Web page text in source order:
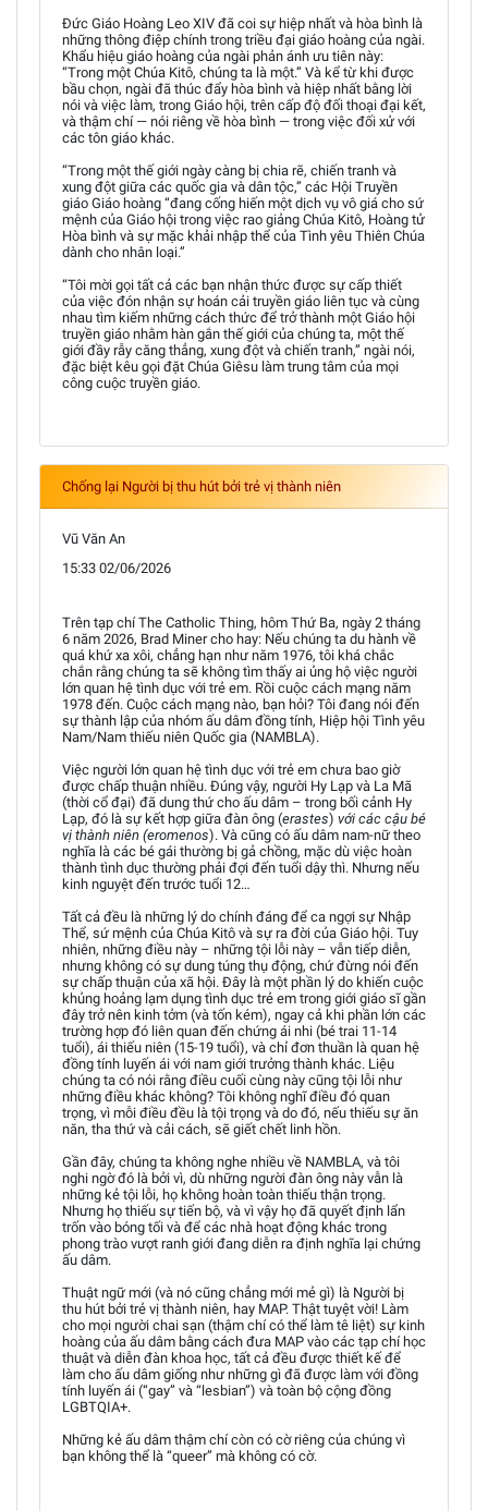
Đức Giáo Hoàng Leo XIV đã coi sự hiệp nhất và hòa bình là
những thông điệp chính trong triều đại giáo hoàng của ngài.
Khẩu hiệu giáo hoàng của ngài phản ánh ưu tiên này:
“Trong một Chúa Kitô, chúng ta là một.” Và kể từ khi được
bầu chọn, ngài đã thúc đẩy hòa bình và hiệp nhất bằng lời
nói và việc làm, trong Giáo hội, trên cấp độ đối thoại đại kết,
và thậm chí — nói riêng về hòa bình — trong việc đối xử với
các tôn giáo khác.
“Trong một thế giới ngày càng bị chia rẽ, chiến tranh và
xung đột giữa các quốc gia và dân tộc,” các Hội Truyền
giáo Giáo hoàng “đang cống hiến một dịch vụ vô giá cho sứ
mệnh của Giáo hội trong việc rao giảng Chúa Kitô, Hoàng tử
Hòa bình và sự mặc khải nhập thể của Tình yêu Thiên Chúa
dành cho nhân loại.”
“Tôi mời gọi tất cả các bạn nhận thức được sự cấp thiết
của việc đón nhận sự hoán cải truyền giáo liên tục và cùng
nhau tìm kiếm những cách thức để trở thành một Giáo hội
truyền giáo nhằm hàn gắn thế giới của chúng ta, một thế
giới đầy rẫy căng thẳng, xung đột và chiến tranh,” ngài nói,
đặc biệt kêu gọi đặt Chúa Giêsu làm trung tâm của mọi
công cuộc truyền giáo.
Chống lại Người bị thu hút bởi trẻ vị thành niên
Vũ Văn An
15:33 02/06/2026
Trên tạp chí The Catholic Thing, hôm Thứ Ba, ngày 2 tháng
6 năm 2026, Brad Miner cho hay: Nếu chúng ta du hành về
quá khứ xa xôi, chẳng hạn như năm 1976, tôi khá chắc
chắn rằng chúng ta sẽ không tìm thấy ai ủng hộ việc người
lớn quan hệ tình dục với trẻ em. Rồi cuộc cách mạng năm
1978 đến. Cuộc cách mạng nào, bạn hỏi? Tôi đang nói đến
sự thành lập của nhóm ấu dâm đồng tính, Hiệp hội Tình yêu
Nam/Nam thiếu niên Quốc gia (NAMBLA).
Việc người lớn quan hệ tình dục với trẻ em chưa bao giờ
được chấp thuận nhiều. Đúng vậy, người Hy Lạp và La Mã
(thời cổ đại) đã dung thứ cho ấu dâm – trong bối cảnh Hy
Lạp, đó là sự kết hợp giữa đàn ông (erastes) với các cậu bé
vị thành niên (eromenos). Và cũng có ấu dâm nam-nữ theo
nghĩa là các bé gái thường bị gả chồng, mặc dù việc hoàn
thành tình dục thường phải đợi đến tuổi dậy thì. Nhưng nếu
kinh nguyệt đến trước tuổi 12…
Tất cả đều là những lý do chính đáng để ca ngợi sự Nhập
Thể, sứ mệnh của Chúa Kitô và sự ra đời của Giáo hội. Tuy
nhiên, những điều này – những tội lỗi này – vẫn tiếp diễn,
nhưng không có sự dung túng thụ động, chứ đừng nói đến
sự chấp thuận của xã hội. Đây là một phần lý do khiến cuộc
khủng hoảng lạm dụng tình dục trẻ em trong giới giáo sĩ gần
đây trở nên kinh tởm (và tốn kém), ngay cả khi phần lớn các
trường hợp đó liên quan đến chứng ái nhi (bé trai 11-14
tuổi), ái thiếu niên (15-19 tuổi), và chỉ đơn thuần là quan hệ
đồng tính luyến ái với nam giới trưởng thành khác. Liệu
chúng ta có nói rằng điều cuối cùng này cũng tội lỗi như
những điều khác không? Tôi không nghĩ điều đó quan
trọng, vì mỗi điều đều là tội trọng và do đó, nếu thiếu sự ăn
năn, tha thứ và cải cách, sẽ giết chết linh hồn.
Gần đây, chúng ta không nghe nhiều về NAMBLA, và tôi
nghi ngờ đó là bởi vì, dù những người đàn ông này vẫn là
những kẻ tội lỗi, họ không hoàn toàn thiếu thận trọng.
Nhưng họ thiếu sự tiến bộ, và vì vậy họ đã quyết định lẩn
trốn vào bóng tối và để các nhà hoạt động khác trong
phong trào vượt ranh giới đang diễn ra định nghĩa lại chứng
ấu dâm.
Thuật ngữ mới (và nó cũng chẳng mới mẻ gì) là Người bị
thu hút bởi trẻ vị thành niên, hay MAP. Thật tuyệt vời! Làm
cho mọi người chai sạn (thậm chí có thể làm tê liệt) sự kinh
hoàng của ấu dâm bằng cách đưa MAP vào các tạp chí học
thuật và diễn đàn khoa học, tất cả đều được thiết kế để
làm cho ấu dâm giống như những gì đã được làm với đồng
tính luyến ái (“gay” và “lesbian”) và toàn bộ cộng đồng
LGBTQIA+.
Những kẻ ấu dâm thậm chí còn có cờ riêng của chúng vì
bạn không thể là “queer” mà không có cờ.